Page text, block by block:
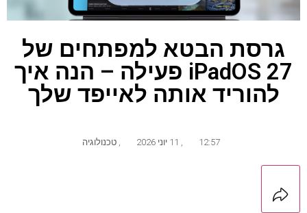
גרסת הבטא למפתחים של
iPadOS 27 פעילה – הנה איך
להוריד אותה לאייפד שלך
12:57 טכנולוגיה